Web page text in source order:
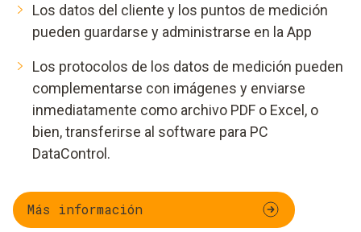
Los datos del cliente y los puntos de medición
pueden guardarse y administrarse en la App
Los protocolos de los datos de medición pueden
complementarse con imágenes y enviarse
inmediatamente como archivo PDF o Excel, o
bien, transferirse al software para PC
DataControl.
Más información